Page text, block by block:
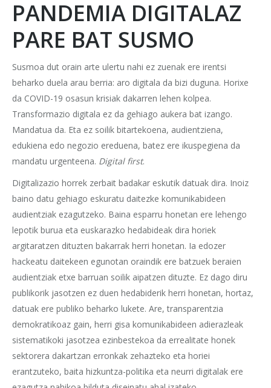
PANDEMIA DIGITALAZ
PARE BAT SUSMO
Susmoa dut orain arte ulertu nahi ez zuenak ere irentsi
beharko duela arau berria: aro digitala da bizi duguna. Horixe
da COVID-19 osasun krisiak dakarren lehen kolpea.
Transformazio digitala ez da gehiago aukera bat izango.
Mandatua da. Eta ez soilik bitartekoena, audientziena,
edukiena edo negozio ereduena, batez ere ikuspegiena da
mandatu urgenteena. Digital first.
Digitalizazio horrek zerbait badakar eskutik datuak dira. Inoiz
baino datu gehiago eskuratu daitezke komunikabideen
audientziak ezagutzeko. Baina esparru honetan ere lehengo
lepotik burua eta euskarazko hedabideak dira horiek
argitaratzen dituzten bakarrak herri honetan. Ia edozer
hackeatu daitekeen egunotan oraindik ere batzuek beraien
audientziak etxe barruan soilik aipatzen dituzte. Ez dago diru
publikorik jasotzen ez duen hedabiderik herri honetan, hortaz,
datuak ere publiko beharko lukete. Are, transparentzia
demokratikoaz gain, herri gisa komunikabideen adierazleak
sistematikoki jasotzea ezinbestekoa da errealitate honek
sektorera dakartzan erronkak zehazteko eta horiei
erantzuteko, baita hizkuntza-politika eta neurri digitalak ere